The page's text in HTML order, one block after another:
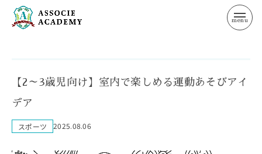
CATEGORY 部門紹介
【2～3歳児向け】室内で楽しめる運動あそびアイ
デア
スポーツ 2025.08.06